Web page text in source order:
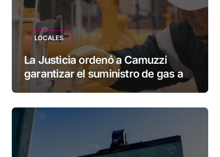
LOCALES
La Justicia ordenó a Camuzzi
garantizar el suministro de gas a
una familia de Tolhuin